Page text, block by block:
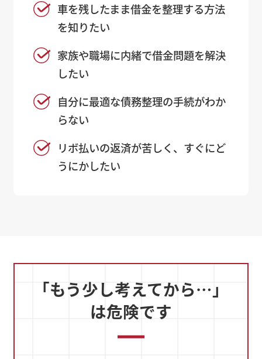
車を残したまま借金を整理する方法
を知りたい
家族や職場に内緒で借金問題を解決
したい
自分に最適な債務整理の手続がわか
らない
リボ払いの返済が苦しく、すぐにど
うにかしたい
「もう少し考えてから…」
は危険です